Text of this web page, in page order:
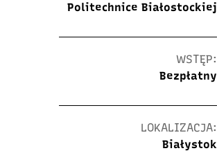
Politechnice Białostockiej
WSTĘP:
Bezpłatny
LOKALIZACJA:
Białystok